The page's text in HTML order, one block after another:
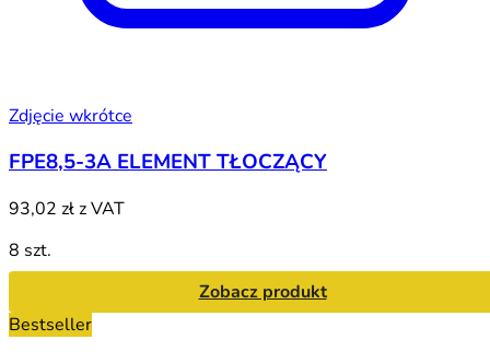
Zdjęcie wkrótce
FPE8,5-3A ELEMENT TŁOCZĄCY
93,02 złz VAT
8 szt.
Zobacz produkt
Bestseller